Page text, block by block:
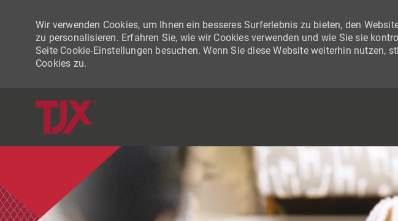
Wir verwenden Cookies, um Ihnen ein besseres Surferlebnis zu bieten, den
zu personalisieren. Erfahren Sie, wie wir Cookies verwenden und wie Sie sie
Seite Cookie-Einstellungen besuchen. Wenn Sie diese Website weiterhin nutzen,
Cookies zu.